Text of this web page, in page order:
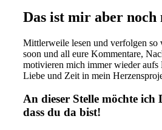
Das ist mir aber noch
Mittlerweile lesen und verfolgen so
soon und all eure Kommentare,
motivieren mich immer wieder
Liebe und Zeit in mein
An dieser Stelle möchte ich
dass du da bist!